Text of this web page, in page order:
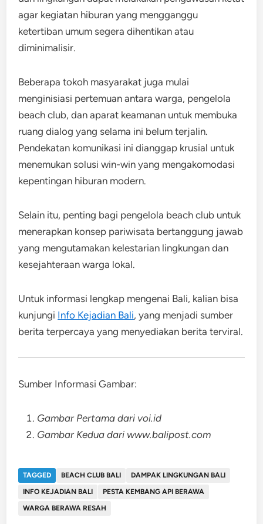
agar kegiatan hiburan yang mengganggu
ketertiban umum segera dihentikan atau
diminimalisir.
Beberapa tokoh masyarakat juga mulai
menginisiasi pertemuan antara warga, pengelola
beach club, dan aparat keamanan untuk membuka
ruang dialog yang selama ini belum terjalin.
Pendekatan komunikasi ini dianggap krusial untuk
menemukan solusi win-win yang mengakomodasi
kepentingan hiburan modern.
Selain itu, penting bagi pengelola beach club untuk
menerapkan konsep pariwisata bertanggung jawab
yang mengutamakan kelestarian lingkungan dan
kesejahteraan warga lokal.
Untuk informasi lengkap mengenai Bali, kalian bisa
kunjungi Info Kejadian Bali, yang menjadi sumber
berita terpercaya yang menyediakan berita terviral.
Sumber Informasi Gambar:
Gambar Pertama dari voi.id
Gambar Kedua dari www.balipost.com
TAGGED BEACH CLUB BALI
DAMPAK LINGKUNGAN BALI
INFO KEJADIAN BALI
PESTA KEMBANG API BERAWA
WARGA BERAWA RESAH